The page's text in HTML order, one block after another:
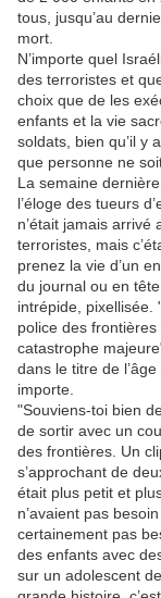
tous, jusqu’au
mort.
N’importe quel
des terroristes et
choix que de les
enfants et la vie
soldats, bien qu’il y
que personne ne
La semaine
l’éloge des tueurs
n’était jamais arrivé
terroristes, mais
prenez la vie d’un
du journal ou en
intrépide, pixellisée.
police des
catastrophe
dans le titre de
importe.
"Souviens-toi bien
de sortir avec un
des frontières. Un
s’approchant de
était plus petit et
n’avaient pas
certainement pas
des enfants avec
sur un adolescent